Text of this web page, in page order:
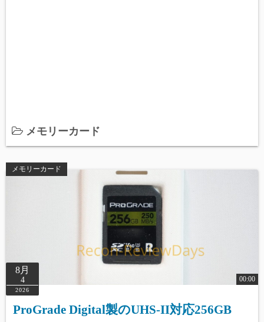
メモリーカード
メモリーカード
8月
4
2026
00:00
ProGrade Digital製のUHS-II対応256GB